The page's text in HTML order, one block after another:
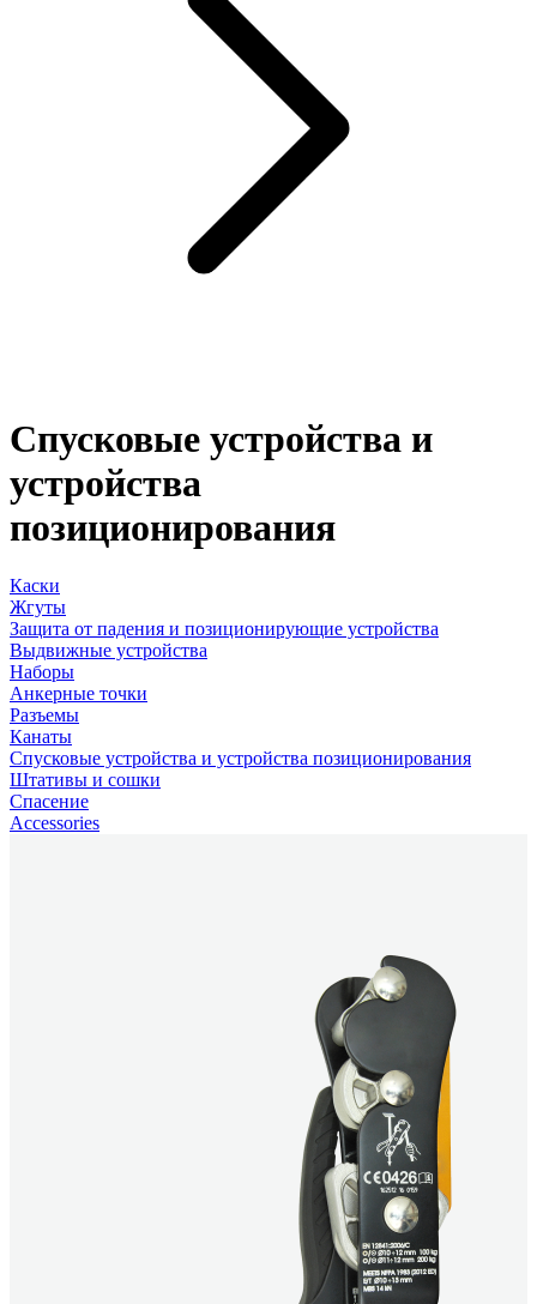
Спусковые устройства и
устройства
позиционирования
Каски
Жгуты
Защита от падения и позиционирующие устройства
Выдвижные устройства
Наборы
Анкерные точки
Разъемы
Канаты
Спусковые устройства и устройства позиционирования
Штативы и сошки
Спасение
Accessories